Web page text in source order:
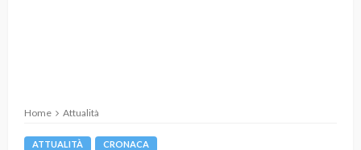
Home Attualità
ATTUALITÀ CRONACA